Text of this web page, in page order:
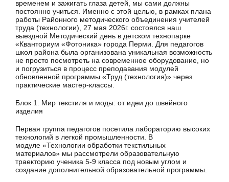
временем и зажигать глаза детей, мы сами должны
постоянно учиться. Именно с этой целью, в рамках плана
работы Районного методического объединения учителей
труда (технологии), 27 мая 2026г. состоялся наш
выездной Методический день в детском технопарке
«Кванториум «Фотоника» города Перми. Для педагогов
школ района была организована уникальная возможность
не просто посмотреть на современное оборудование, но
и погрузиться в процесс преподавания модулей
обновленной программы «Труд (технология)» через
практические мастер-классы.
Блок 1. Мир текстиля и моды: от идеи до швейного
изделия
Первая группа педагогов посетила лабораторию высоких
технологий в легкой промышленности. В
модуле «Технологии обработки текстильных
материалов» мы рассмотрели образовательную
траекторию ученика 5-9 класса под новым углом и
создание дополнительной образовательной программы.